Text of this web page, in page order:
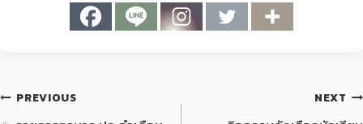
PREVIOUS NEXT